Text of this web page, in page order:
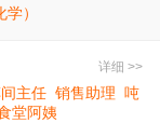
）
详细 >>
主任 销售助理 吨
堂阿姨